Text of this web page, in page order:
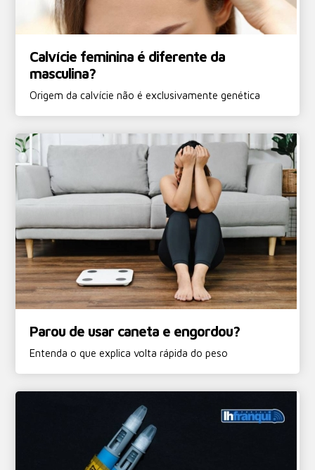
Calvície feminina é diferente da
masculina?
Origem da calvície não é exclusivamente genética
Parou de usar caneta e engordou?
Entenda o que explica volta rápida do peso